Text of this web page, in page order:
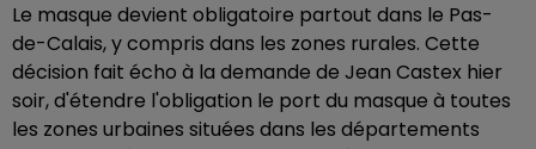
Le masque devient obligatoire partout dans le Pas-
de-Calais, y compris dans les zones rurales. Cette
décision fait écho à la demande de Jean Castex hier
soir, d'étendre l'obligation le port du masque à toutes
les zones urbaines situées dans les départements